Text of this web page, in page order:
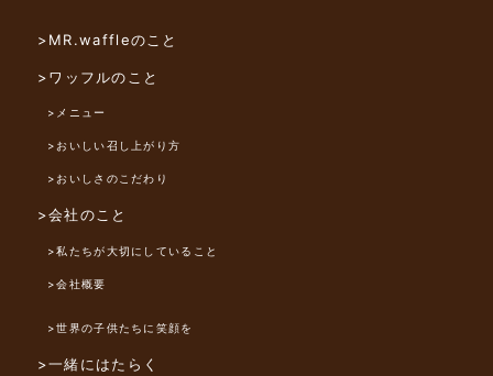
>MR.waffleのこと
>ワッフルのこと
>メニュー
>おいしい召し上がり方
>おいしさのこだわり
>会社のこと
>私たちが大切にしていること
>会社概要
>世界の子供たちに笑顔を
>一緒にはたらく